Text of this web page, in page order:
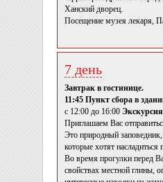
Ханский дворец.
Посещение музея лекаря,
7 день
Завтрак в гостинице.
11:45 Пункт сбора в
с 12:00 до 16:00
Приглашаем Вас
Это природный
которые хотят
Во время прогулки перед
свойствах местной глины,